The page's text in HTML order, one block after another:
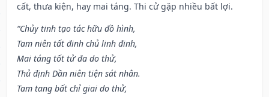
cất, thưa kiện, hay mai táng. Thi cử gặp nhiều bất lợi.
“Chủy tinh tạo tác hữu đồ hình,
Tam niên tất đinh chủ linh đinh,
Mai táng tốt tử đa do thử,
Thủ định Dần niên tiện sát nhân.
Tam tang bất chỉ giai do thử,